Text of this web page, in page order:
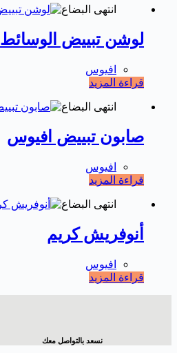
انتهى البضاع
لوشن تبييض الوسائط
افيوس
قراءة المزيد
انتهى البضاع
صابون تبييض افيوس
افيوس
قراءة المزيد
انتهى البضاع
أنوفريش كريم
افيوس
قراءة المزيد
نسعد بالتواصل معك